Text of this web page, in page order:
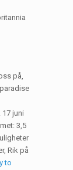
på,
17 juni
3,5
Rik på
to